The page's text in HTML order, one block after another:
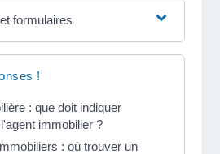
formulaires
!
: que doit indiquer
immobilier ?
: où trouver un